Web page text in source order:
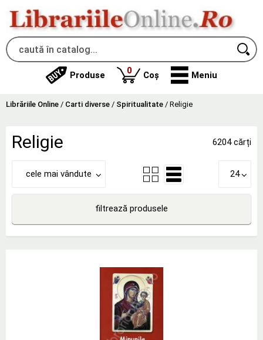
Produse 0produse
Coș Meniu
Librăriile Online / Carti diverse / Spiritualitate / Religie
Religie 6204 cărți
cele mai vândute 24
filtrează produsele